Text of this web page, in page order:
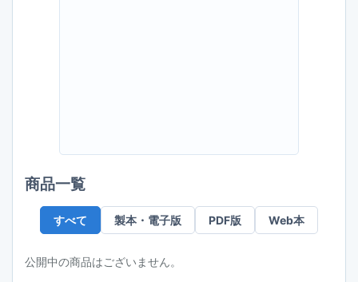
商品一覧
すべて 製本・電子版 PDF版 Web本
公開中の商品はございません。